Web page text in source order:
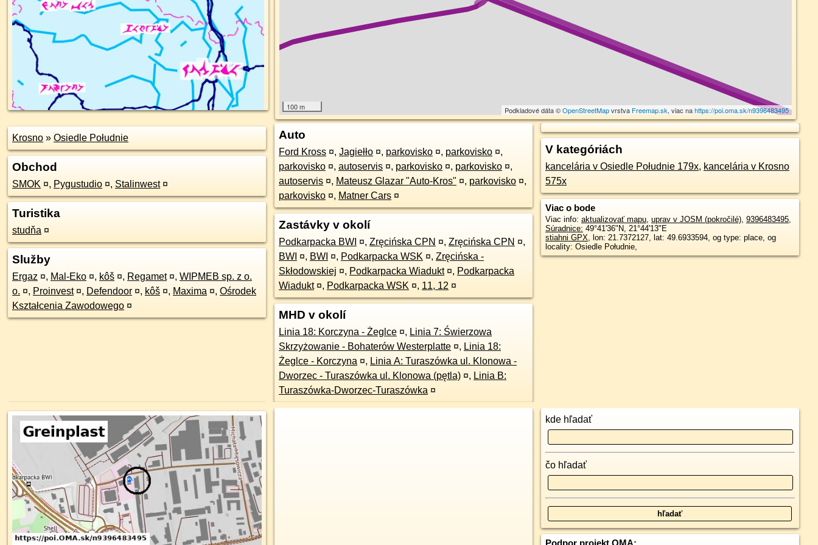
100 m Podkladové dáta ©OpenStreetMapvrstva Freemap.sk, viac nahttps://poi.oma.sk/n9396483495
Krosno » Osiedle Południe
Obchod
SMOK ¤, Pygustudio ¤, Stalinwest ¤
Turistika
studňa ¤
Služby
Ergaz ¤, Mal-Eko ¤, kôš ¤, Regamet ¤, WIPMEB sp. z o.
o. ¤, Proinvest ¤, Defendoor ¤, kôš ¤, Maxima ¤, Ośrodek
Kształcenia Zawodowego ¤
Auto
Ford Kross ¤, Jagiełło ¤, parkovisko ¤, parkovisko ¤,
parkovisko ¤, autoservis ¤, parkovisko ¤, parkovisko ¤,
autoservis ¤, Mateusz Glazar "Auto-Kros" ¤, parkovisko ¤,
parkovisko ¤, Matner Cars ¤
Zastávky v okolí
Podkarpacka BWI ¤, Zręcińska CPN ¤, Zręcińska CPN ¤,
BWI ¤, BWI ¤, Podkarpacka WSK ¤, Zręcińska -
Skłodowskiej ¤, Podkarpacka Wiadukt ¤, Podkarpacka
Wiadukt ¤, Podkarpacka WSK ¤, 11, 12 ¤
MHD v okolí
Linia 18: Korczyna - Żeglce ¤, Linia 7: Świerzowa
Skrzyżowanie - Bohaterów Westerplatte ¤, Linia 18:
Żeglce - Korczyna ¤, Linia A: Turaszówka ul. Klonowa -
Dworzec - Turaszówka ul. Klonowa (pętla) ¤, Linia B:
Turaszówka-Dworzec-Turaszówka ¤
V kategóriách
kancelária v Osiedle Południe 179x, kancelária v Krosno
575x
Viac o bode
Viac info: aktualizovať mapu, uprav v JOSM (pokročilé), 9396483495,
Súradnice: 49°41'36"N, 21°44'13"E
stiahni GPX, lon: 21.7372127, lat: 49.6933594, og type: place, og
locality: Osiedle Południe,
kde hľadať
čo hľadať
Podpor projekt OMA: